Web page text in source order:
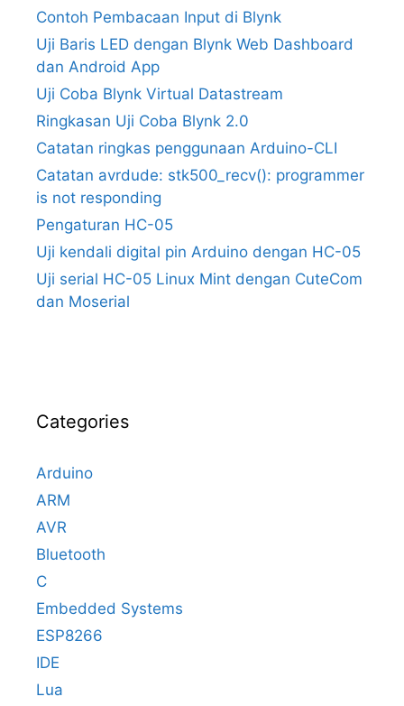
Contoh Pembacaan Input di Blynk
Uji Baris LED dengan Blynk Web Dashboard
dan Android App
Uji Coba Blynk Virtual Datastream
Ringkasan Uji Coba Blynk 2.0
Catatan ringkas penggunaan Arduino-CLI
Catatan avrdude: stk500_recv(): programmer
is not responding
Pengaturan HC-05
Uji kendali digital pin Arduino dengan HC-05
Uji serial HC-05 Linux Mint dengan CuteCom
dan Moserial
Categories
Arduino
ARM
AVR
Bluetooth
C
Embedded Systems
ESP8266
IDE
Lua